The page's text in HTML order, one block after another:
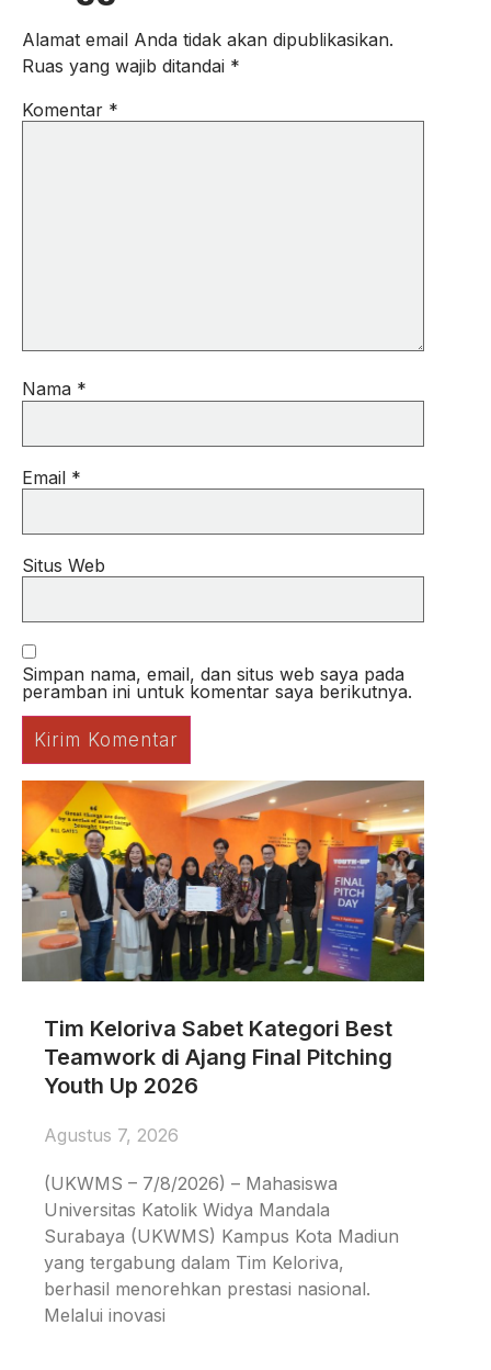
Alamat email Anda tidak akan dipublikasikan.
Ruas yang wajib ditandai *
Komentar *
Nama *
Email *
Situs Web
Simpan nama, email, dan situs web saya pada
peramban ini untuk komentar saya berikutnya.
Tim Keloriva Sabet Kategori Best
Teamwork di Ajang Final Pitching
Youth Up 2026
Agustus 7, 2026
(UKWMS – 7/8/2026) – Mahasiswa
Universitas Katolik Widya Mandala
Surabaya (UKWMS) Kampus Kota Madiun
yang tergabung dalam Tim Keloriva,
berhasil menorehkan prestasi nasional.
Melalui inovasi